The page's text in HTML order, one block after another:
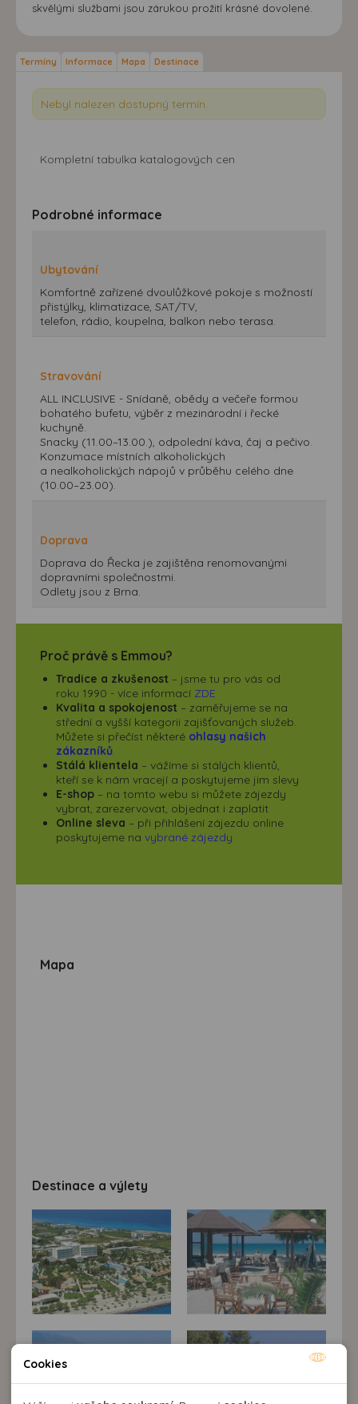
skvělými službami jsou zárukou prožití krásné dovolené.
Termíny Informace Mapa Destinace
Nebyl nalezen dostupný termín.
Kompletní tabulka katalogových cen
Podrobné informace
Ubytování
Komfortně zařízené dvoulůžkové pokoje s možností
přistýlky, klimatizace, SAT/TV,
telefon, rádio, koupelna, balkon nebo terasa.
Stravování
ALL INCLUSIVE - Snídaně, obědy a večeře formou
bohatého bufetu, výběr z mezinárodní i řecké
kuchyně.
Snacky (11.00–13.00.), odpolední káva, čaj a pečivo.
Konzumace místních alkoholických
a nealkoholických nápojů v průběhu celého dne
(10.00–23.00).
Doprava
Doprava do Řecka je zajištěna renomovanými
dopravními společnostmi.
Odlety jsou z Brna.
Proč právě s Emmou?
Tradice a zkušenost – jsme tu pro vás od
roku 1990 - více informací ZDE
Kvalita a spokojenost – zaměřujeme se na
střední a vyšší kategorii zajišťovaných služeb.
Můžete si přečíst některé ohlasy našich
zákazníků.
Stálá klientela – vážíme si stálých klientů,
kteří se k nám vracejí a poskytujeme jim slevy
E-shop – na tomto webu si můžete zájezdy
vybrat, zarezervovat, objednat i zaplatit
Online sleva – při přihlášení zájezdu online
poskytujeme na vybrané zájezdy
Mapa
Destinace a výlety
Cookies